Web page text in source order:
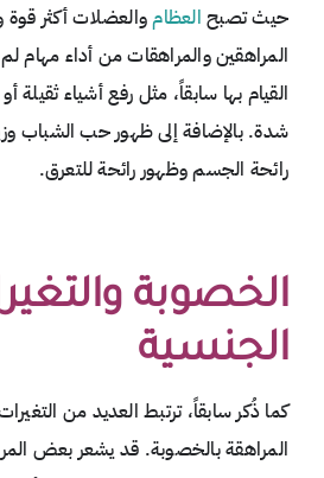
حيث تصبح العظاموالعضلات أكثر قوة
المراهقين والمراهقات من أداء مهام
القيام بها سابقاً، مثل رفع أشياء ثقيلة
شدة. بالإضافة إلى ظهور حب الشباب
رائحة الجسم وظهور رائحة للتعرق.
الخصوبة
الجنسية
كما ذُكر سابقاً، ترتبط العديد من
المراهقة بالخصوبة. قد يشعر بعض